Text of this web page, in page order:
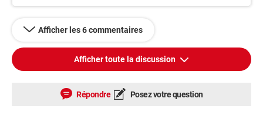
Afficher les 6 commentaires
Afficher toute la discussion
Répondre Posez votre question